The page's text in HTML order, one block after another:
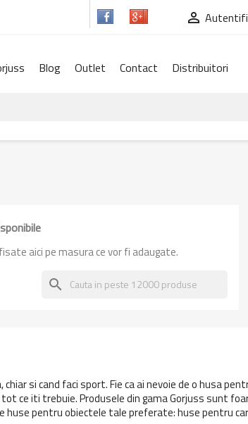

Blog Outlet Contact Distribuitori
aici pe masura ce vor fi adaugate.
search
si cand faci sport. Fie ca ai nevoie de o husa
ce iti trebuie. Produsele din gama Gorjuss sunt
pentru obiectele tale preferate: huse pentru